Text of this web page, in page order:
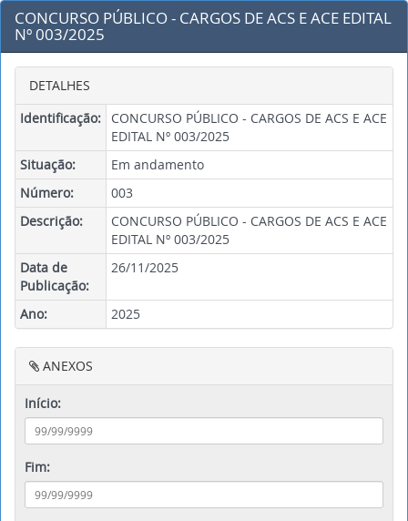
CONCURSO PÚBLICO - CARGOS DE ACS E ACE EDITAL
Nº 003/2025
DETALHES
Identificação:
CONCURSO PÚBLICO - CARGOS DE ACS E ACE
EDITAL Nº 003/2025
Situação:
Em andamento
Número:
003
Descrição:
CONCURSO PÚBLICO - CARGOS DE ACS E ACE
EDITAL Nº 003/2025
Data de
Publicação:
26/11/2025
Ano: 2025
ANEXOS
Início:
Fim: